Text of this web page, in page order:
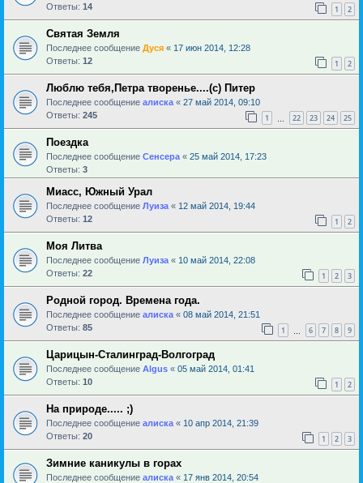
Ответы: 14 1 2
Святая Земля
Последнее сообщение Дуся « 17 июн 2014, 12:28
Ответы: 12 1 2
Люблю тебя,Петра творенье....(с) Питер
Последнее сообщение алиска « 27 май 2014, 09:10
Ответы: 245 1 22 23 24 25
Поездка
Последнее сообщение Сенсера « 25 май 2014, 17:23
Ответы: 3
Миасс, Южный Урал
Последнее сообщение Луиза « 12 май 2014, 19:44
Ответы: 12 1 2
Моя Литва
Последнее сообщение Луиза « 10 май 2014, 22:08
Ответы: 22 1 2 3
Родной город. Времена года.
Последнее сообщение алиска « 08 май 2014, 21:51
Ответы: 85 1 6 7 8 9
Царицын-Сталинград-Волгоград
Последнее сообщение Algus « 05 май 2014, 01:41
Ответы: 10 1 2
На природе..... ;)
Последнее сообщение алиска « 10 апр 2014, 21:39
Ответы: 20 1 2 3
Зимние каникулы в горах
Последнее сообщение алиска « 17 янв 2014, 20:54